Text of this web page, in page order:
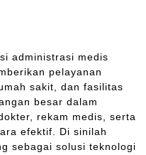
administrasi medis
pelayanan
sakit, dan fasilitas
besar dalam
rekam medis, serta
efektif. Di sinilah
sebagai solusi teknologi